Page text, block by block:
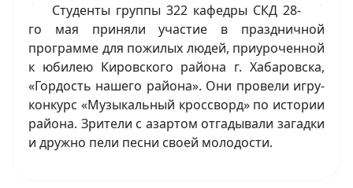
Студенты группы 322 кафедры СКД 28-
го мая приняли участие в праздничной
программе для пожилых людей, приуроченной
к юбилею Кировского района г. Хабаровска,
«Гордость нашего района». Они провели игру-
конкурс «Музыкальный кроссворд» по истории
района. Зрители с азартом отгадывали загадки
и дружно пели песни своей молодости.